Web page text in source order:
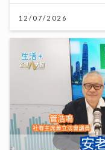
12/07/2026